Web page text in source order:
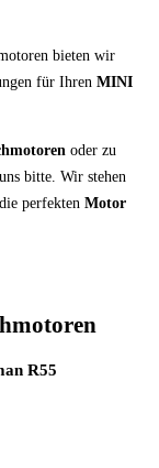
bieten wir
für Ihren MINI
oder zu
bitte. Wir stehen
perfekten Motor
R55